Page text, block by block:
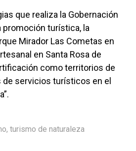
que realiza la Gobernación
promoción turística, la
Mirador Las Cometas en
en Santa Rosa de
como territorios de
servicios turísticos en el
, turismo de naturaleza